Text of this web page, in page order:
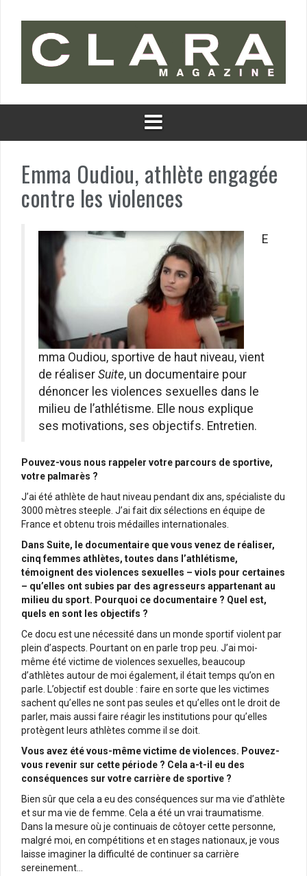
Emma Oudiou, athlète engagée
contre les violences
E
mma Oudiou, sportive de haut niveau, vient
de réaliser Suite, un documentaire pour
dénoncer les violences sexuelles dans le
milieu de l’athlétisme. Elle nous explique
ses motivations, ses objectifs. Entretien.
Pouvez-vous nous rappeler votre parcours de sportive,
votre palmarès ?
J’ai été athlète de haut niveau pendant dix ans, spécialiste du
3000 mètres steeple. J’ai fait dix sélections en équipe de
France et obtenu trois médailles internationales.
Dans Suite, le documentaire que vous venez de réaliser,
cinq femmes athlètes, toutes dans l’athlétisme,
témoignent des violences sexuelles – viols pour certaines
– qu’elles ont subies par des agresseurs appartenant au
milieu du sport. Pourquoi ce documentaire ? Quel est,
quels en sont les objectifs ?
Ce docu est une nécessité dans un monde sportif violent par
plein d’aspects. Pourtant on en parle trop peu. J’ai moi-
même été victime de violences sexuelles, beaucoup
d’athlètes autour de moi également, il était temps qu’on en
parle. L’objectif est double : faire en sorte que les victimes
sachent qu’elles ne sont pas seules et qu’elles ont le droit de
parler, mais aussi faire réagir les institutions pour qu’elles
protègent leurs athlètes comme il se doit.
Vous avez été vous-même victime de violences. Pouvez-
vous revenir sur cette période ? Cela a-t-il eu des
conséquences sur votre carrière de sportive ?
Bien sûr que cela a eu des conséquences sur ma vie d’athlète
et sur ma vie de femme. Cela a été un vrai traumatisme.
Dans la mesure où je continuais de côtoyer cette personne,
malgré moi, en compétitions et en stages nationaux, je vous
laisse imaginer la difficulté de continuer sa carrière
sereinement…